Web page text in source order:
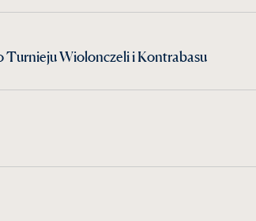
Turnieju Wiolonczeli i Kontrabasu